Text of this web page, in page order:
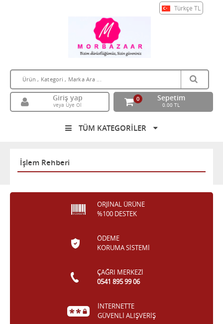
Türkçe TL
Giriş yap
veya Üye Ol
0 Sepetim
0.00 TL
TÜM KATEGORİLER
İşlem Rehberi
ORJİNAL ÜRÜNE
%100 DESTEK
ÖDEME
KORUMA SİSTEMİ
ÇAĞRI MERKEZİ
0541 895 99 06
İNTERNETTE
GÜVENLİ ALIŞVERİŞ